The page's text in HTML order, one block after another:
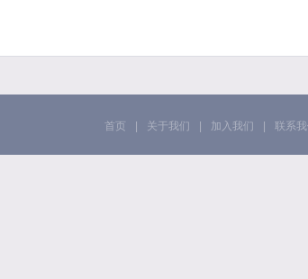
首页 关于我们 加入我们 联系我